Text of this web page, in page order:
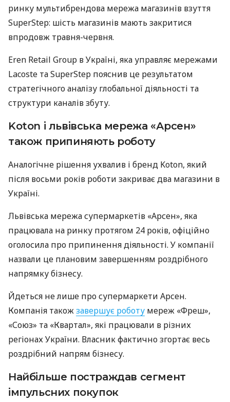
ринку мультибрендова мережа магазинів взуття
SuperStep: шість магазинів мають закритися
впродовж травня-червня.
Eren Retail Group в Україні, яка управляє мережами
Lacoste та SuperStep пояснив це результатом
стратегічного аналізу глобальної діяльності та
структури каналів збуту.
Koton і львівська мережа «Арсен»
також припиняють роботу
Аналогічне рішення ухвалив і бренд Koton, який
після восьми років роботи закриває два магазини в
Україні.
Львівська мережа супермаркетів «Арсен», яка
працювала на ринку протягом 24 років, офіційно
оголосила про припинення діяльності. У компанії
назвали це плановим завершенням роздрібного
напрямку бізнесу.
Йдеться не лише про супермаркети Арсен.
Компанія такожзавершує роботу мереж «Фреш»,
«Союз» та «Квартал», які працювали в різних
регіонах України. Власник фактично згортає весь
роздрібний напрям бізнесу.
Найбільше постраждав сегмент
імпульсних покупок